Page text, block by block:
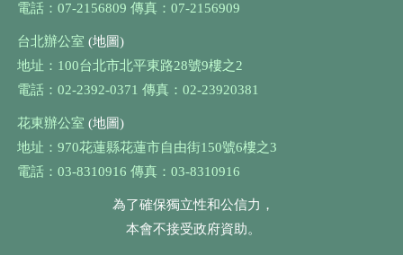
電話：07-2156809 傳真：07-2156909
台北辦公室 (地圖)
地址：100台北市北平東路28號9樓之2
電話：02-2392-0371 傳真：02-23920381
花東辦公室 (地圖)
地址：970花蓮縣花蓮市自由街150號6樓之3
電話：03-8310916 傳真：03-8310916
為了確保獨立性和公信力，
本會不接受政府資助。